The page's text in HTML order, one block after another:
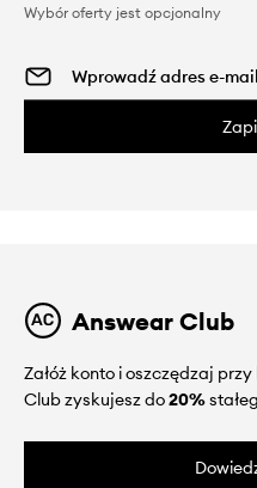
Wybór oferty jest opcjonalny
Answear Club
Załóż konto i oszczędzaj
Club zyskujesz do20%